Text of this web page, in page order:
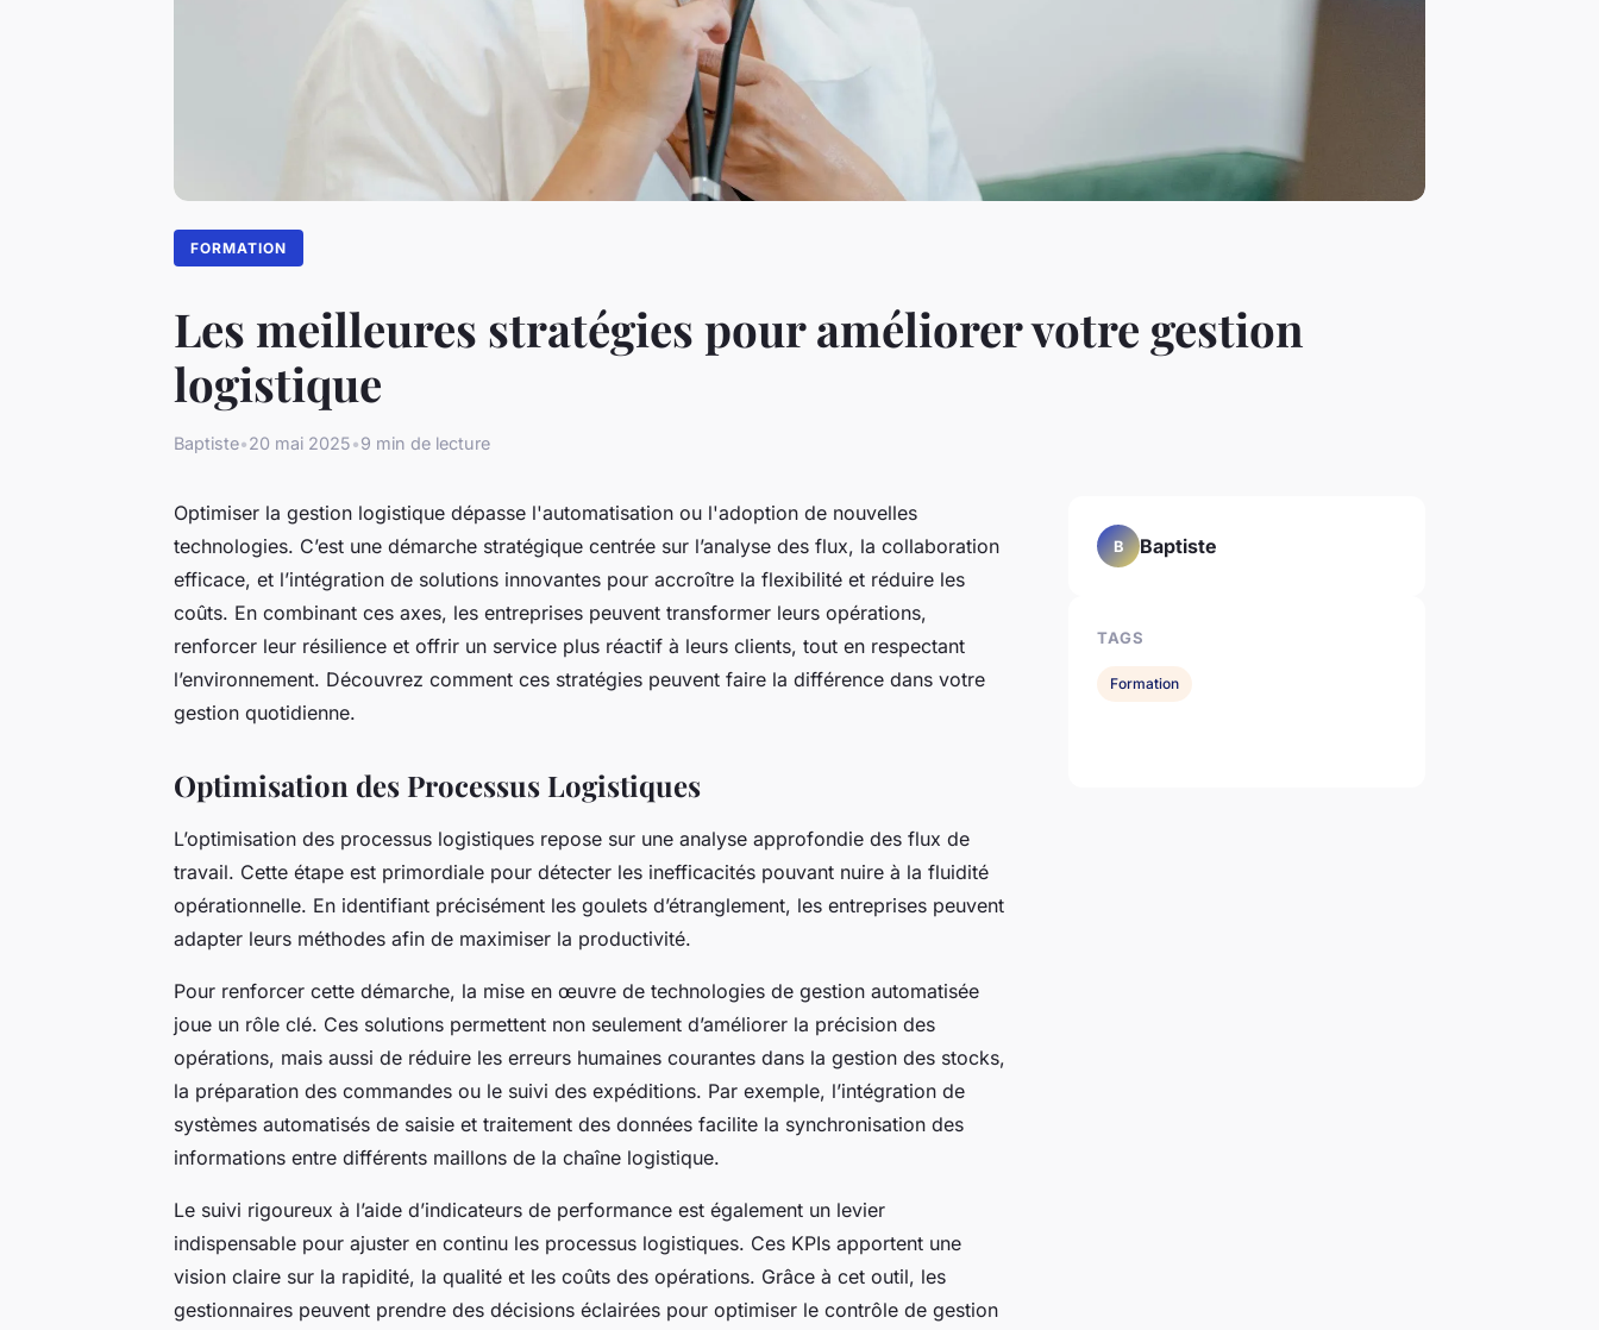
FORMATION
Les meilleures stratégies pour améliorer votre gestion
logistique
Baptiste•20 mai 2025•9 min de lecture
Optimiser la gestion logistique dépasse l'automatisation ou l'adoption de nouvelles
technologies. C’est une démarche stratégique centrée sur l’analyse des flux, la collaboration
efficace, et l’intégration de solutions innovantes pour accroître la flexibilité et réduire les
coûts. En combinant ces axes, les entreprises peuvent transformer leurs opérations,
renforcer leur résilience et offrir un service plus réactif à leurs clients, tout en respectant
l’environnement. Découvrez comment ces stratégies peuvent faire la différence dans votre
gestion quotidienne.
Optimisation des Processus Logistiques
L’optimisation des processus logistiques repose sur une analyse approfondie des flux de
travail. Cette étape est primordiale pour détecter les inefficacités pouvant nuire à la fluidité
opérationnelle. En identifiant précisément les goulets d’étranglement, les entreprises peuvent
adapter leurs méthodes afin de maximiser la productivité.
Pour renforcer cette démarche, la mise en œuvre de technologies de gestion automatisée
joue un rôle clé. Ces solutions permettent non seulement d’améliorer la précision des
opérations, mais aussi de réduire les erreurs humaines courantes dans la gestion des stocks,
la préparation des commandes ou le suivi des expéditions. Par exemple, l’intégration de
systèmes automatisés de saisie et traitement des données facilite la synchronisation des
informations entre différents maillons de la chaîne logistique.
Le suivi rigoureux à l’aide d’indicateurs de performance est également un levier
indispensable pour ajuster en continu les processus logistiques. Ces KPIs apportent une
vision claire sur la rapidité, la qualité et les coûts des opérations. Grâce à cet outil, les
gestionnaires peuvent prendre des décisions éclairées pour optimiser le contrôle de gestion
B Baptiste
TAGS
Formation